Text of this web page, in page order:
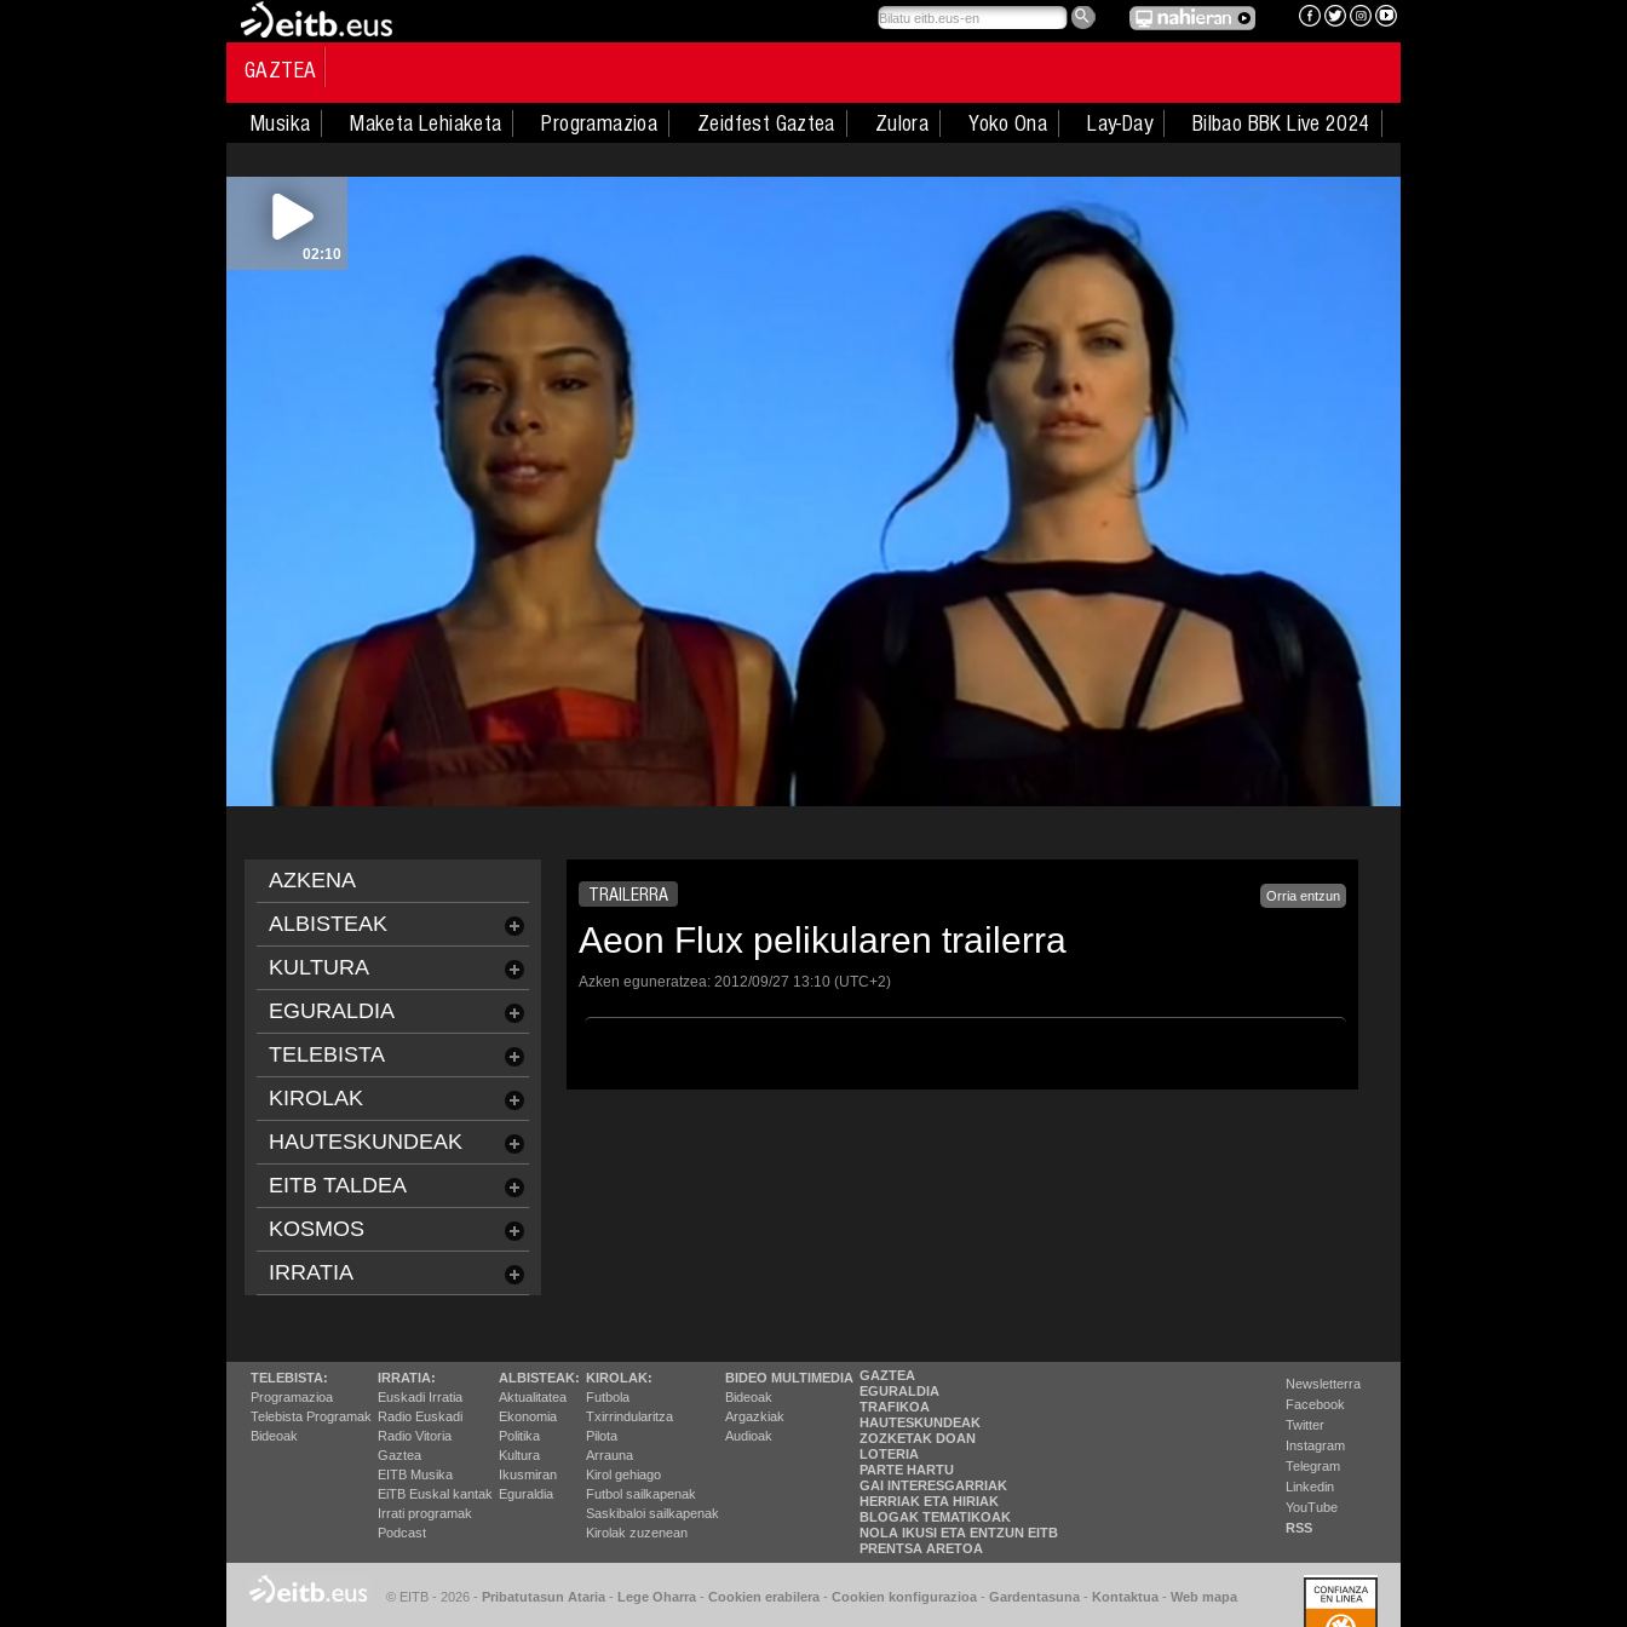
GAZTEA
Musika
Maketa Lehiaketa Programazioa Zeidfest Gaztea Zulora Yoko Ona Lay-Day Bilbao BBK Live 2024
02:10
TRAILERRA Orria entzun
Aeon Flux pelikularen trailerra
Azken eguneratzea: 2012/09/27 13:10 (UTC+2)
AZKENA
ALBISTEAK
KULTURA
EGURALDIA
TELEBISTA
KIROLAK
HAUTESKUNDEAK
EITB TALDEA
KOSMOS
IRRATIA
TELEBISTA:
Programazioa
Telebista Programak
Bideoak
IRRATIA:
Euskadi Irratia
Radio Euskadi
Radio Vitoria
Gaztea
EITB Musika
EiTB Euskal kantak
Irrati programak
Podcast
ALBISTEAK:
Aktualitatea
Ekonomia
Politika
Kultura
Ikusmiran
Eguraldia
KIROLAK:
Futbola
Txirrindularitza
Pilota
Arrauna
Kirol gehiago
Futbol sailkapenak
Saskibaloi sailkapenak
Kirolak zuzenean
BIDEO MULTIMEDIA
Bideoak
Argazkiak
Audioak
GAZTEA
EGURALDIA
TRAFIKOA
HAUTESKUNDEAK
ZOZKETAK DOAN
LOTERIA
PARTE HARTU
GAI INTERESGARRIAK
HERRIAK ETA HIRIAK
BLOGAK TEMATIKOAK
NOLA IKUSI ETA ENTZUN EITB
PRENTSA ARETOA
Newsletterra
Facebook
Twitter
Instagram
Telegram
Linkedin
YouTube
RSS
© EITB - 2026 - Pribatutasun Ataria - Lege Oharra - Cookien erabilera - Cookien konfigurazioa - Gardentasuna - Kontaktua - Web mapa